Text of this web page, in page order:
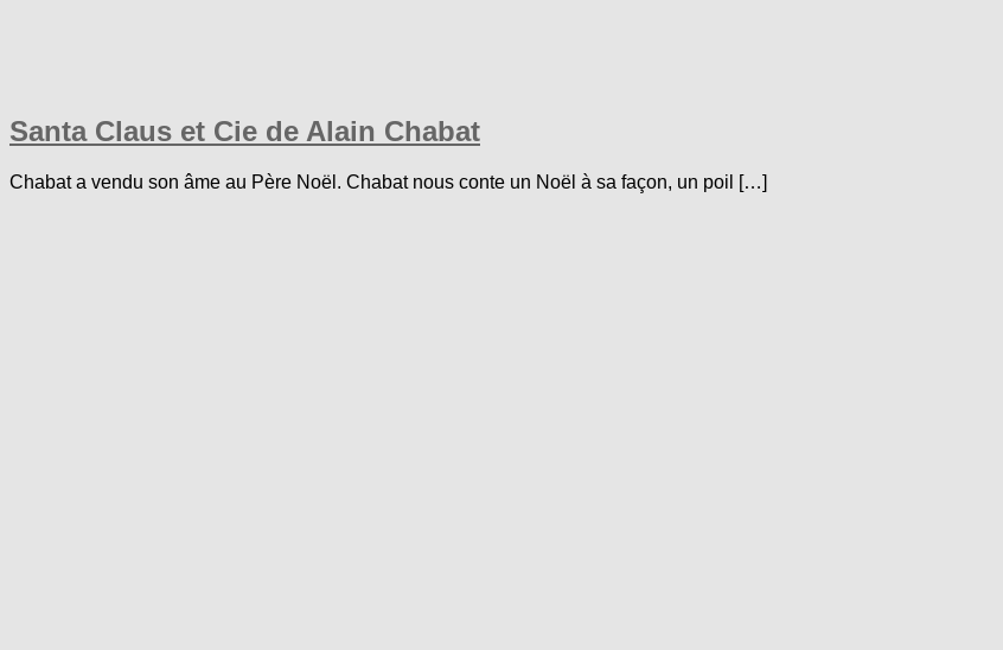
Santa Claus et Cie de Alain Chabat
Chabat a vendu son âme au Père Noël. Chabat nous conte un Noël à sa façon, un poil […]